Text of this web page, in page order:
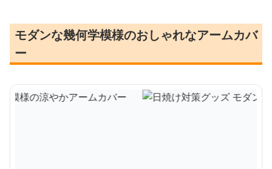
モダンな幾何学模様のおしゃれなアームカバ
ー